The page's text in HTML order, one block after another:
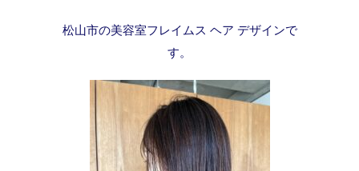
松山市の美容室フレイムス ヘア デザインで
す。